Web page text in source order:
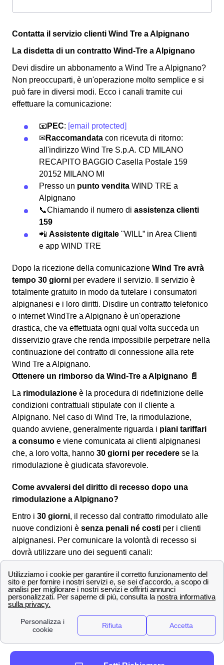
Contatta il servizio clienti Wind Tre a Alpignano
La disdetta di un contratto Wind-Tre a Alpignano
Devi disdire un abbonamento a Wind Tre a Alpignano?
Non preoccuparti, è un'operazione molto semplice e si
può fare in diversi modi. Ecco i canali tramite cui
effettuare la comunicazione:
📧 PEC: [email protected]
✉Raccomandata con ricevuta di ritorno:
all'indirizzo Wind Tre S.p.A. CD MILANO
RECAPITO BAGGIO Casella Postale 159
20152 MILANO MI
Presso un punto vendita WIND TRE a
Alpignano
📞Chiamando il numero di assistenza clienti
159
📲 Assistente digitale "WILL” in Area Clienti
e app WIND TRE
Dopo la ricezione della comunicazione Wind Tre avrà
tempo 30 giorni per evadere il servizio. Il servizio è
totalmente gratuito in modo da tutelare i consumatori
alpignanesi e i loro diritti. Disdire un contratto telefonico
o internet WindTre a Alpignano è un'operazione
drastica, che va effettuata ogni qual volta succeda un
disservizio grave che renda impossibile perpetrare nella
continuazione del contratto di connessione alla rete
Wind Tre a Alpignano.
Ottenere un rimborso da Wind-Tre a Alpignano 📄
La rimodulazione è la procedura di ridefinizione delle
condizioni contrattuali stipulate con il cliente a
Alpignano. Nel caso di Wind Tre, la rimodulazione,
quando avviene, generalmente riguarda i piani tariffari
a consumo e viene comunicata ai clienti alpignanesi
che, a loro volta, hanno 30 giorni per recedere se la
rimodulazione è giudicata sfavorevole.
Come avvalersi del diritto di recesso dopo una
rimodulazione a Alpignano?
Entro i 30 giorni, il recesso dal contratto rimodulato alle
nuove condizioni è senza penali né costi per i clienti
alpignanesi. Per comunicare la volontà di recesso si
dovrà utilizzare uno dei seguenti canali:
PEC all'indirizzo:[email protected]
Raccomandata A/R a:Wind Tre S.p.A. CD
Milano recapito Baggio, Casella Postale
Punto Wind-Tre a Alpignano
Assistenza digitale Willi